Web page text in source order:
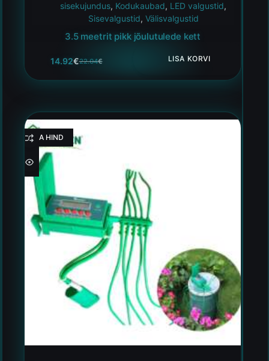
sisekujundus, Kodukaubad, LED valgustid,
Sisevalgustid, Välisvalgustid
3.5 meetrit pikk jõulutulede kett
22.04€
14.92€ LISA KORVI
HEA HIND